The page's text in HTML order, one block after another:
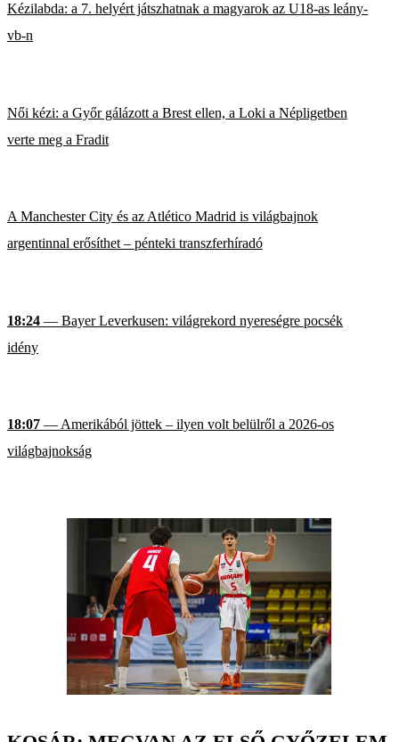
Kézilabda: a 7. helyért játszhatnak a magyarok az U18-as leány-
vb-n
Női kézi: a Győr gálázott a Brest ellen, a Loki a Népligetben
verte meg a Fradit
A Manchester City és az Atlético Madrid is világbajnok
argentinnal erősíthet – pénteki transzferhíradó
18:24 — Bayer Leverkusen: világrekord nyereségre pocsék
idény
18:07 — Amerikából jöttek – ilyen volt belülről a 2026-os
világbajnokság